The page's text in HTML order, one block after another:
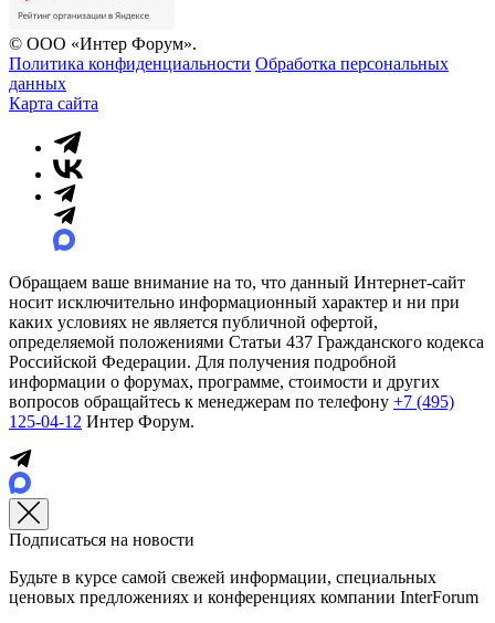
© ООО «Интер Форум».
Политика конфиденциальности Обработка персональных
данных
Карта сайта
Обращаем ваше внимание на то, что данный Интернет-сайт
носит исключительно информационный характер и ни при
каких условиях не является публичной офертой,
определяемой положениями Статьи 437 Гражданского кодекса
Российской Федерации. Для получения подробной
информации о форумах, программе, стоимости и других
вопросов обращайтесь к менеджерам по телефону +7 (495)
125-04-12 Интер Форум.
Подписаться на новости
Будьте в курсе самой свежей информации, специальных
ценовых предложениях и конференциях компании InterForum